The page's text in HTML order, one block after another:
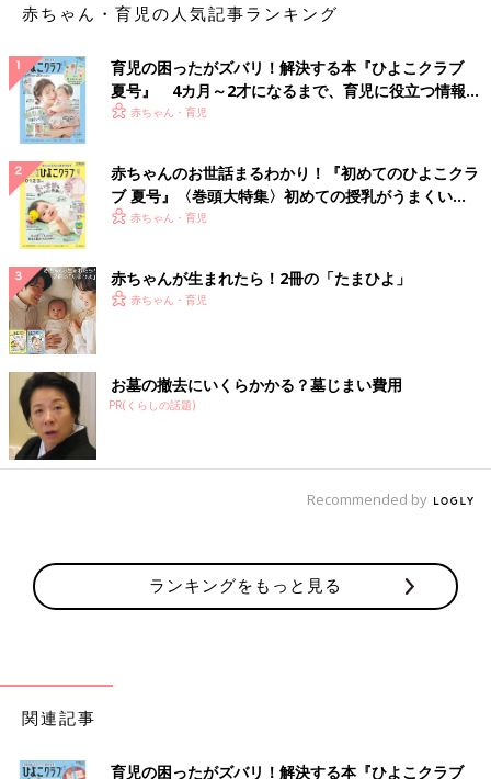
赤ちゃん・育児の人気記事ランキング
育児の困ったがズバリ！解決する本『ひよこクラブ
夏号』 4カ月～2才になるまで、育児に役立つ情報が
いっぱい！
赤ちゃん・育児
赤ちゃんのお世話まるわかり！『初めてのひよこクラ
ブ 夏号』〈巻頭大特集〉初めての授乳がうまくい
く！ おっぱい・ミルクの基本と夏のトラブル 解決テ
赤ちゃん・育児
赤ちゃんが生まれたら！2冊の「たまひよ」
赤ちゃん・育児
お墓の撤去にいくらかかる？墓じまい費用
PR(くらしの話題)
Recommended by
ランキングをもっと見る
関連記事
育児の困ったがズバリ！解決する本『ひよこクラブ